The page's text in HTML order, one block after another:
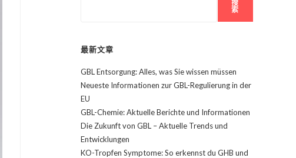
搜
索
最新文章
GBL Entsorgung: Alles, was Sie wissen müssen
Neueste Informationen zur GBL-Regulierung in der
EU
GBL-Chemie: Aktuelle Berichte und Informationen
Die Zukunft von GBL – Aktuelle Trends und
Entwicklungen
KO-Tropfen Symptome: So erkennst du GHB und